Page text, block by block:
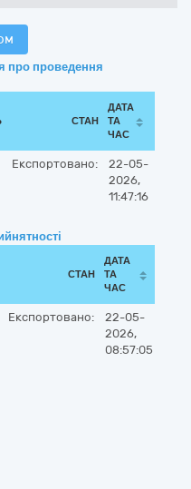
про проведення
СТАН
ДАТА
ТА
ЧАС
Експортовано:
22-05-
2026,
11:47:16
СТАН
ДАТА
ТА
ЧАС
Експортовано:
22-05-
2026,
08:57:05